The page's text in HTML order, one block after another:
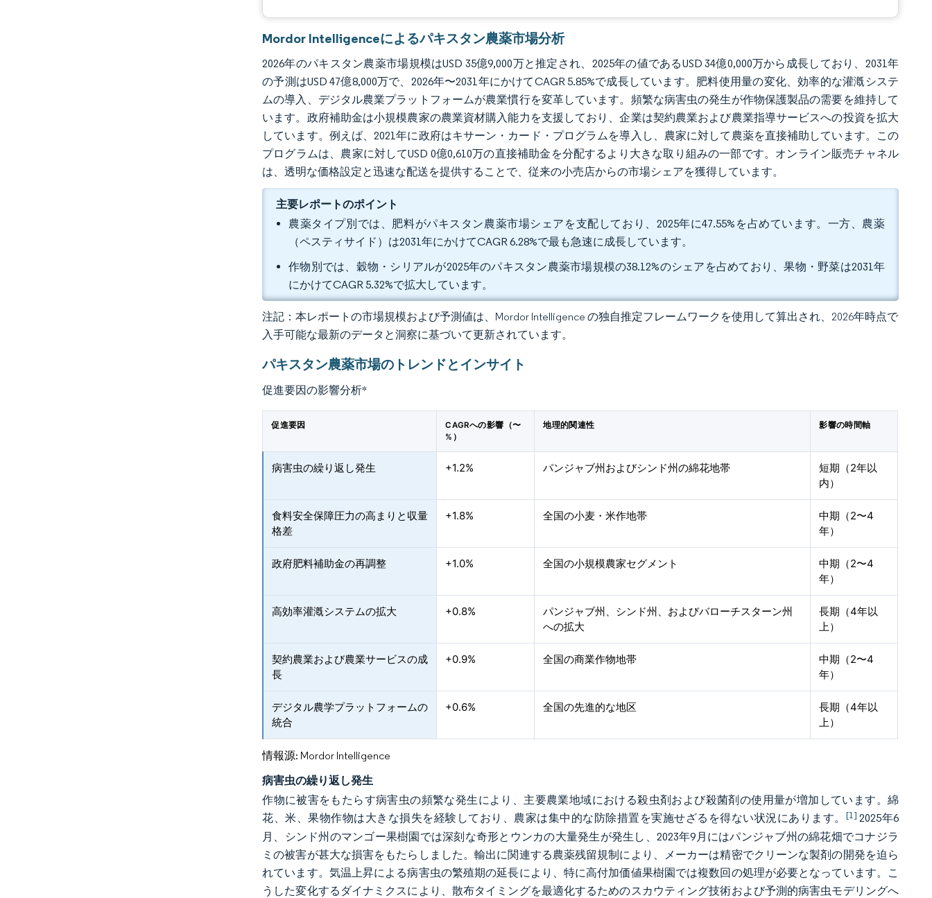
Mordor Intelligenceによるパキスタン農薬市場分析
2026年のパキスタン農薬市場規模はUSD 35億9,000万と推定され、2025年の値であるUSD 34億0,000万から成長しており、2031年
の予測はUSD 47億8,000万で、2026年〜2031年にかけてCAGR 5.85%で成長しています。肥料使用量の変化、効率的な灌漑システ
ムの導入、デジタル農業プラットフォームが農業慣行を変革しています。頻繁な病害虫の発生が作物保護製品の需要を維持して
います。政府補助金は小規模農家の農業資材購入能力を支援しており、企業は契約農業および農業指導サービスへの投資を拡大
しています。例えば、2021年に政府はキサーン・カード・プログラムを導入し、農家に対して農薬を直接補助しています。この
プログラムは、農家に対してUSD 0億0,610万の直接補助金を分配するより大きな取り組みの一部です。オンライン販売チャネル
は、透明な価格設定と迅速な配送を提供することで、従来の小売店からの市場シェアを獲得しています。
主要レポートのポイント
農薬タイプ別では、肥料がパキスタン農薬市場シェアを支配しており、2025年に47.55%を占めています。一方、農薬
（ペスティサイド）は2031年にかけてCAGR 6.28%で最も急速に成長しています。
作物別では、穀物・シリアルが2025年のパキスタン農薬市場規模の38.12%のシェアを占めており、果物・野菜は2031年
にかけてCAGR 5.32%で拡大しています。
注記：本レポートの市場規模および予測値は、Mordor Intelligence の独自推定フレームワークを使用して算出され、2026年時点で
入手可能な最新のデータと洞察に基づいて更新されています。
パキスタン農薬市場のトレンドとインサイト
促進要因の影響分析*
促進要因
CAGRへの影響（〜
%）
地理的関連性 影響の時間軸
病害虫の繰り返し発生 +1.2% パンジャブ州およびシンド州の綿花地帯
短期（2年以
内）
食料安全保障圧力の高まりと収量
格差
+1.8% 全国の小麦・米作地帯
中期（2〜4
年）
政府肥料補助金の再調整 +1.0% 全国の小規模農家セグメント
中期（2〜4
年）
高効率灌漑システムの拡大 +0.8%
パンジャブ州、シンド州、およびバローチスターン州
への拡大
長期（4年以
上）
契約農業および農業サービスの成
長
+0.9% 全国の商業作物地帯
中期（2〜4
年）
デジタル農学プラットフォームの
統合
+0.6% 全国の先進的な地区
長期（4年以
上）
情報源: Mordor Intelligence
病害虫の繰り返し発生
作物に被害をもたらす病害虫の頻繁な発生により、主要農業地域における殺虫剤および殺菌剤の使用量が増加しています。綿
花、米、果物作物は大きな損失を経験しており、農家は集中的な防除措置を実施せざるを得ない状況にあります。 [1] 2025年6
月、シンド州のマンゴー果樹園では深刻な奇形とウンカの大量発生が発生し、2023年9月にはパンジャブ州の綿花畑でコナジラ
ミの被害が甚大な損害をもたらしました。輸出に関連する農薬残留規制により、メーカーは精密でクリーンな製剤の開発を迫ら
れています。気温上昇による病害虫の繁殖期の延長により、特に高付加価値果樹園では複数回の処理が必要となっています。こ
うした変化するダイナミクスにより、散布タイミングを最適化するためのスカウティング技術および予測的病害虫モデリングへ